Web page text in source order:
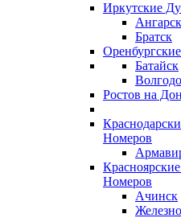
Иркутские
Ангарск
Братск
Батайск
Ростов на
Номеров
Номеров
Ачинск